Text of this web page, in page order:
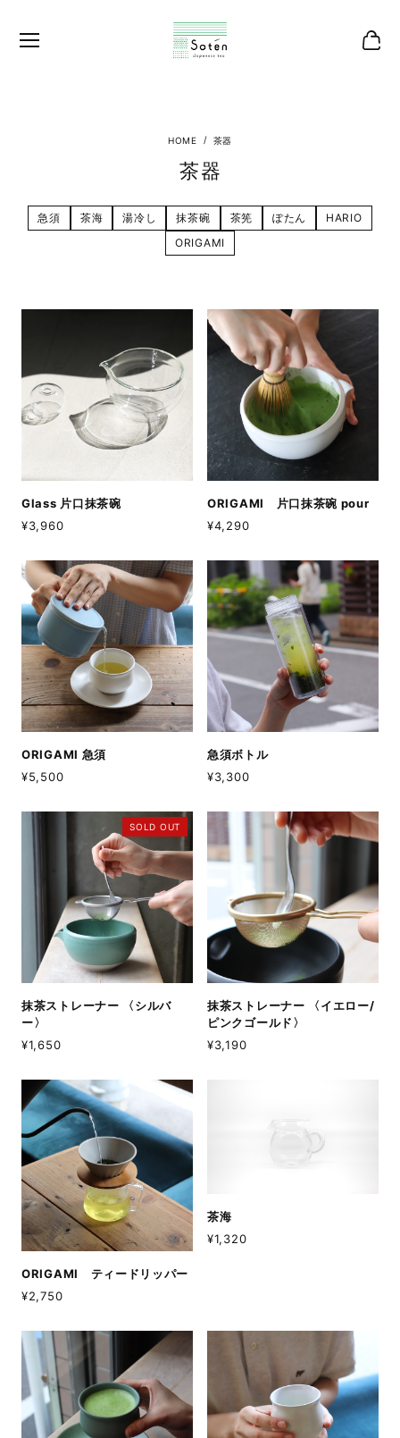
茶器
茶器
急須 茶海 湯冷し 抹茶碗 茶筅 ぽたん
HARIO
ORIGAMI
Glass 片口抹茶碗
¥3,960
ORIGAMI 片口抹茶碗 pour
¥4,290
ORIGAMI 急須
¥5,500
急須ボトル
¥3,300
SOLD OUT
抹茶ストレーナー 〈シルバ
ー〉
¥1,650
抹茶ストレーナー 〈イエロー/
ピンクゴールド〉
¥3,190
ORIGAMI ティードリッパー
¥2,750
茶海
¥1,320